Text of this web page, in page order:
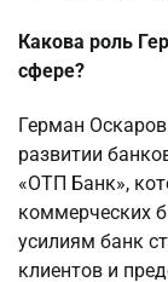
Какова роль
сфере?
Герман
развитии
«ОТП Банк»,
коммерческих
усилиям банк
клиентов и